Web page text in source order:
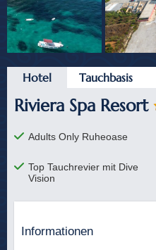
Hotel Tauchbasis
Informationen
Riviera Spa Resort
Adults Only Ruheoase
Top Tauchrevier mit Dive
Vision